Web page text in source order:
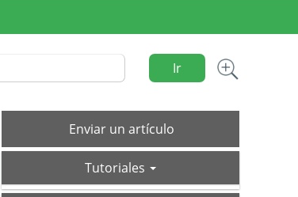
Ir
Enviar
un
Enviar un artículo
Tutoriales